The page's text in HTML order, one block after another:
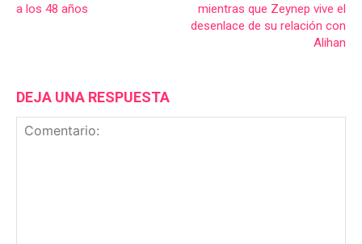
a los 48 años
mientras que Zeynep vive el
desenlace de su relación con
Alihan
DEJA UNA RESPUESTA